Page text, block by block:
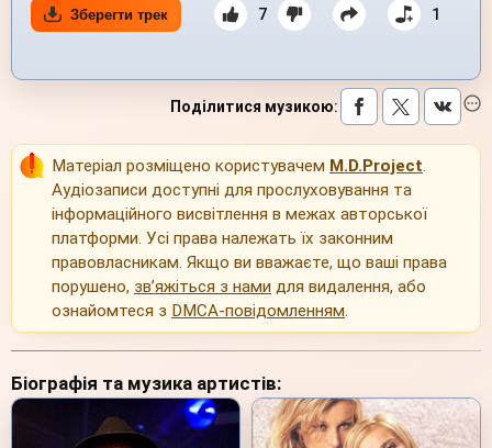
Зберегти трек 7 1
Поділитися музикою:
Матеріал розміщено користувачем M.D.Project.
Аудіозаписи доступні для прослуховування та
інформаційного висвітлення в межах авторської
платформи. Усі права належать їх законним
правовласникам. Якщо ви вважаєте, що ваші права
порушено, зв’яжіться з нами для видалення, або
ознайомтеся з DMCA-повідомленням.
Біографія та музика артистів: